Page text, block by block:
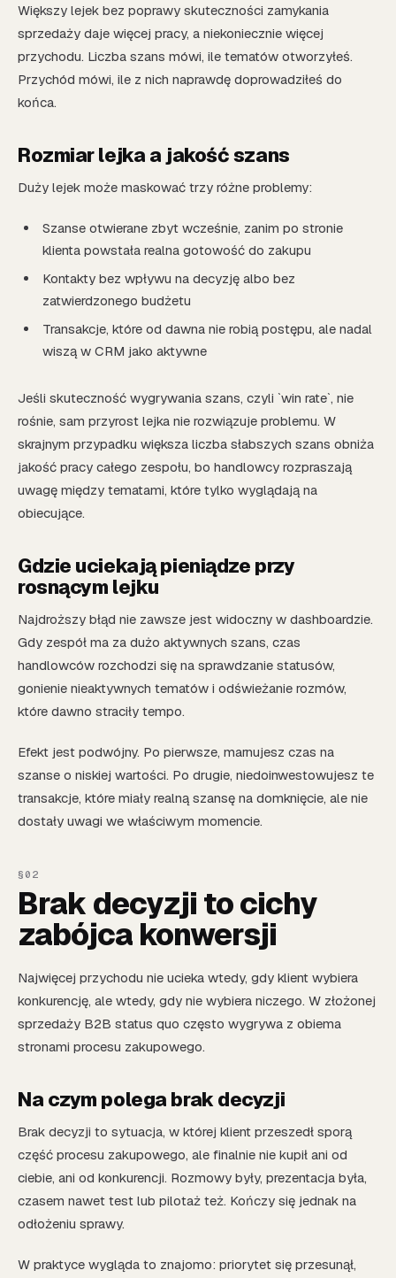
Większy lejek bez poprawy skuteczności zamykania
sprzedaży daje więcej pracy, a niekoniecznie więcej
przychodu. Liczba szans mówi, ile tematów otworzyłeś.
Przychód mówi, ile z nich naprawdę doprowadziłeś do
końca.
Rozmiar lejka a jakość szans
Duży lejek może maskować trzy różne problemy:
Szanse otwierane zbyt wcześnie, zanim po stronie
klienta powstała realna gotowość do zakupu
Kontakty bez wpływu na decyzję albo bez
zatwierdzonego budżetu
Transakcje, które od dawna nie robią postępu, ale nadal
wiszą w CRM jako aktywne
Jeśli skuteczność wygrywania szans, czyli `win rate`, nie
rośnie, sam przyrost lejka nie rozwiązuje problemu. W
skrajnym przypadku większa liczba słabszych szans obniża
jakość pracy całego zespołu, bo handlowcy rozpraszają
uwagę między tematami, które tylko wyglądają na
obiecujące.
Gdzie uciekają pieniądze przy
rosnącym lejku
Najdroższy błąd nie zawsze jest widoczny w dashboardzie.
Gdy zespół ma za dużo aktywnych szans, czas
handlowców rozchodzi się na sprawdzanie statusów,
gonienie nieaktywnych tematów i odświeżanie rozmów,
które dawno straciły tempo.
Efekt jest podwójny. Po pierwsze, marnujesz czas na
szanse o niskiej wartości. Po drugie, niedoinwestowujesz te
transakcje, które miały realną szansę na domknięcie, ale nie
dostały uwagi we właściwym momencie.
Brak decyzji to cichy
zabójca konwersji
Najwięcej przychodu nie ucieka wtedy, gdy klient wybiera
konkurencję, ale wtedy, gdy nie wybiera niczego. W złożonej
sprzedaży B2B status quo często wygrywa z obiema
stronami procesu zakupowego.
Na czym polega brak decyzji
Brak decyzji to sytuacja, w której klient przeszedł sporą
część procesu zakupowego, ale finalnie nie kupił ani od
ciebie, ani od konkurencji. Rozmowy były, prezentacja była,
czasem nawet test lub pilotaż też. Kończy się jednak na
odłożeniu sprawy.
W praktyce wygląda to znajomo: priorytet się przesunął,